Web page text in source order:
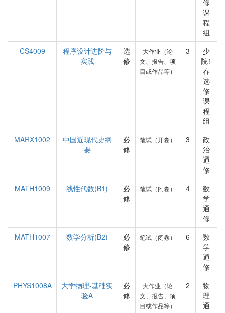
修
课
程
组
CS4009
程序设计进阶与
实践
选
修
大作业（论
文、报告、项
目或作品等）
3
少
院1
春
选
修
课
程
组
MARX1002
中国近现代史纲
要
必
修
笔试（开卷） 3
政
治
通
修
MATH1009
线性代数(B1)
必
修
笔试（闭卷） 4
数
学
通
修
MATH1007
数学分析(B2)
必
修
笔试（闭卷） 6
数
学
通
修
PHYS1008A
大学物理-基础实
验A
必
修
大作业（论
文、报告、项
目或作品等）
2
物
理
通